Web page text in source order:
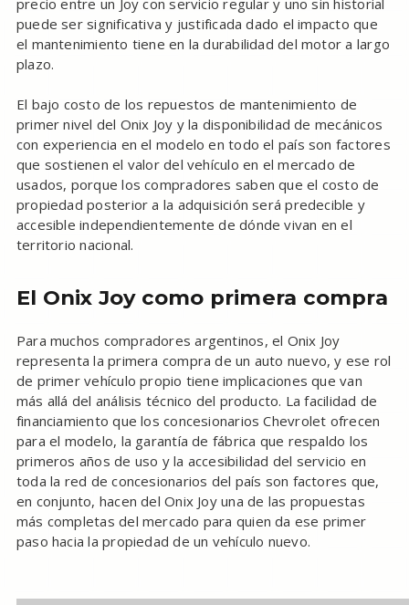
puede ser significativa y justificada dado el impacto que
el mantenimiento tiene en la durabilidad del motor a largo
plazo.
El bajo costo de los repuestos de mantenimiento de
primer nivel del Onix Joy y la disponibilidad de mecánicos
con experiencia en el modelo en todo el país son factores
que sostienen el valor del vehículo en el mercado de
usados, porque los compradores saben que el costo de
propiedad posterior a la adquisición será predecible y
accesible independientemente de dónde vivan en el
territorio nacional.
El Onix Joy como primera compra
Para muchos compradores argentinos, el Onix Joy
representa la primera compra de un auto nuevo, y ese rol
de primer vehículo propio tiene implicaciones que van
más allá del análisis técnico del producto. La facilidad de
financiamiento que los concesionarios Chevrolet ofrecen
para el modelo, la garantía de fábrica que respaldo los
primeros años de uso y la accesibilidad del servicio en
toda la red de concesionarios del país son factores que,
en conjunto, hacen del Onix Joy una de las propuestas
más completas del mercado para quien da ese primer
paso hacia la propiedad de un vehículo nuevo.